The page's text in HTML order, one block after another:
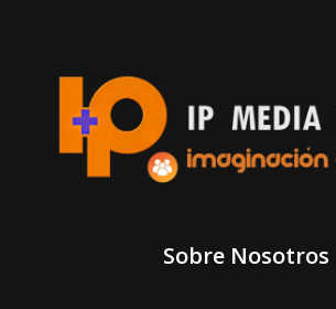
Sobre Nosotros